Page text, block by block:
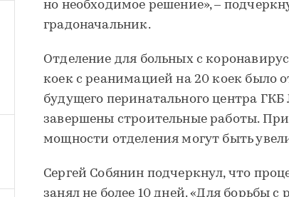
но необходимое решение», –
градоначальник.
Отделение для больных с
коек с реанимацией на 20 коек было
будущего перинатального центра
завершены строительные работы.
мощности отделения могут быть
Сергей Собянин подчеркнул, что
занял не более 10 дней. «Для борьбы с